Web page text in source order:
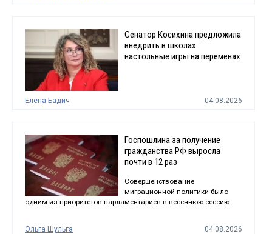
Сенатор Косихина предложила
внедрить в школах
настольные игры на переменах
Елена Бадич 04.08.2026
Госпошлина за получение
гражданства РФ выросла
почти в 12 раз
Совершенствование
миграционной политики было
одним из приоритетов парламентариев в весеннюю сессию
Ольга Шульга 04.08.2026